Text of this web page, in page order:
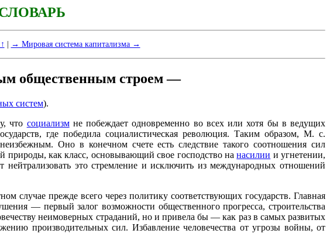
| → Мировая система капитализма →
общественным строем —
систем).
что социализмне побеждает одновременно во всех или хотя бы в ведущих
где победила социалистическая революция. Таким образом, М. с.
Оно в конечном счете есть следствие такого соотношения сил
природы, как класс, основывающий свое господство нанасилии и угнетении,
нейтрализовать это стремление и исключить из международных отношений
случае прежде всего через политику соответствующих государств. Главная
— первый залог возможности общественного прогресса, строительства
неимоверных страданий, но и привела бы — как раз в самых развитых
производительных сил. Избавление человечества от угрозы войны, от